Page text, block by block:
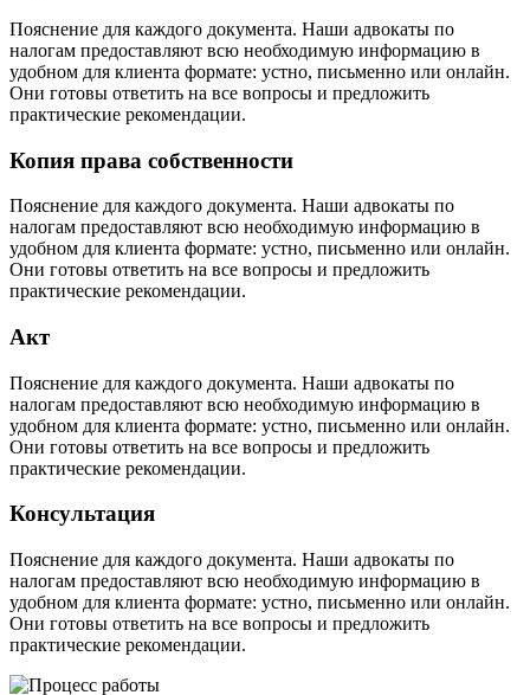
Пояснение для каждого документа. Наши адвокаты по
налогам предоставляют всю необходимую информацию в
удобном для клиента формате: устно, письменно или онлайн.
Они готовы ответить на все вопросы и предложить
практические рекомендации.
Копия права собственности
Пояснение для каждого документа. Наши адвокаты по
налогам предоставляют всю необходимую информацию в
удобном для клиента формате: устно, письменно или онлайн.
Они готовы ответить на все вопросы и предложить
практические рекомендации.
Акт
Пояснение для каждого документа. Наши адвокаты по
налогам предоставляют всю необходимую информацию в
удобном для клиента формате: устно, письменно или онлайн.
Они готовы ответить на все вопросы и предложить
практические рекомендации.
Консультация
Пояснение для каждого документа. Наши адвокаты по
налогам предоставляют всю необходимую информацию в
удобном для клиента формате: устно, письменно или онлайн.
Они готовы ответить на все вопросы и предложить
практические рекомендации.